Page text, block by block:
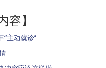
容】
“主动就诊”